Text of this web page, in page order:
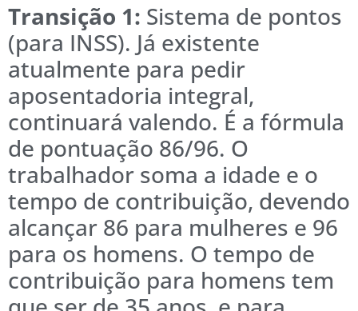
Transição 1: Sistema de pontos
(para INSS). Já existente
atualmente para pedir
aposentadoria integral,
continuará valendo. É a fórmula
de pontuação 86/96. O
trabalhador soma a idade e o
tempo de contribuição, devendo
alcançar 86 para mulheres e 96
para os homens. O tempo de
contribuição para homens tem